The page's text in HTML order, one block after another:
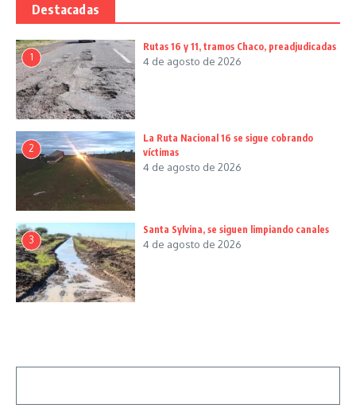
Destacadas
1
Rutas 16 y 11, tramos Chaco, preadjudicadas
4 de agosto de 2026
2
La Ruta Nacional 16 se sigue cobrando
víctimas
4 de agosto de 2026
3
Santa Sylvina, se siguen limpiando canales
4 de agosto de 2026